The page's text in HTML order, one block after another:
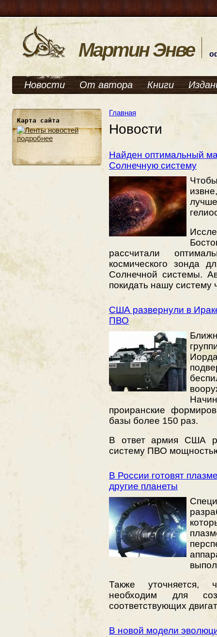
Мартин Энве
Новости От автора Книги
Карта сайта
подробнее
Главная
Новости
Найден оптимальный
Солнечную систему
рассчитали
космического зонда
Солнечной системы.
покидать нашу систему
США развернули в
ПВО
проиранские
базы более 150 раз.
В ответ армия США
систему ПВО
В России готовят
другие планеты
Также уточняется,
необходим для
соответствующих
В новой модели